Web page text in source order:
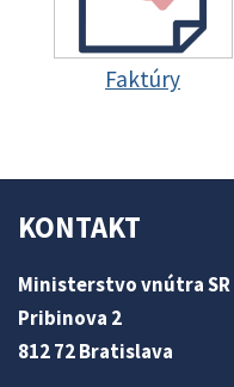
Faktúry
KONTAKT
Ministerstvo vnútra SR
Pribinova 2
812 72 Bratislava